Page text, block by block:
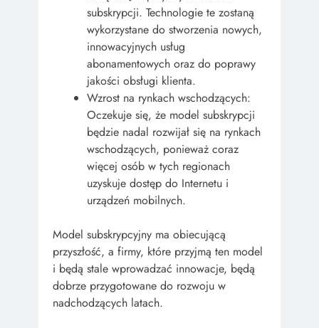
subskrypcji. Technologie te zostaną
wykorzystane do stworzenia nowych,
innowacyjnych usług
abonamentowych oraz do poprawy
jakości obsługi klienta.
Wzrost na rynkach wschodzących:
Oczekuje się, że model subskrypcji
będzie nadal rozwijał się na rynkach
wschodzących, ponieważ coraz
więcej osób w tych regionach
uzyskuje dostęp do Internetu i
urządzeń mobilnych.
Model subskrypcyjny ma obiecującą
przyszłość, a firmy, które przyjmą ten model
i będą stale wprowadzać innowacje, będą
dobrze przygotowane do rozwoju w
nadchodzących latach.